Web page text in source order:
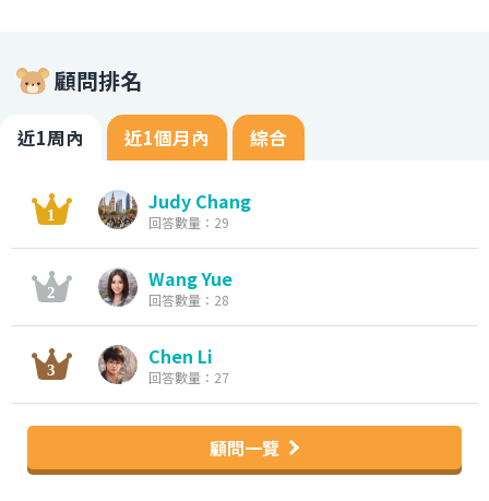
顧問排名
近1周內 近1個月內 綜合
Judy Chang
回答數量：29
Wang Yue
回答數量：28
Chen Li
回答數量：27
顧問一覽